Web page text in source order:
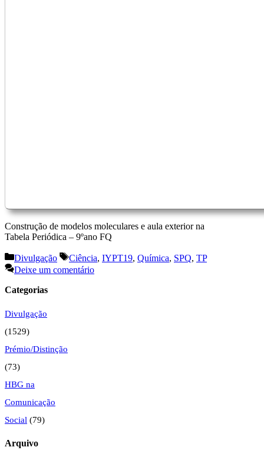
Construção de modelos moleculares e aula exterior na
Tabela Periódica – 9ºano FQ
Categorias
Divulgação Etiquetas
Ciência, IYPT19, Química, SPQ, TP
Deixe um comentário
Categorias
Divulgação
(1529)
Prémio/Distinção
(73)
HBG na
Comunicação
Social (79)
Arquivo